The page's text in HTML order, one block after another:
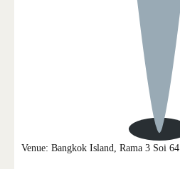
Venue: Bangkok Island, Rama 3 Soi 64